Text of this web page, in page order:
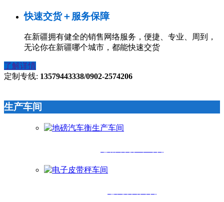
快速交货＋服务保障
在新疆拥有健全的销售网络服务，便捷、专业、周到，
无论你在新疆哪个城市，都能快速交货
了解详情
定制专线: 13579443338/0902-2574206
生产车间